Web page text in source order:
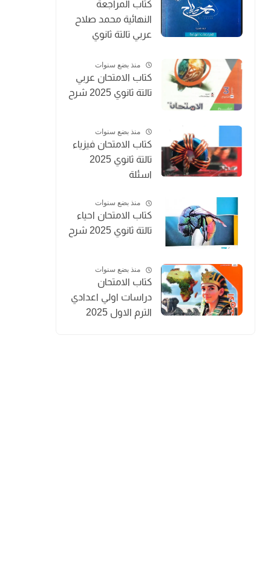
كتاب المراجعة
النهائية محمد صلاح
عربي تالتة ثانوي
منذ بضع سنوات
كتاب الامتحان عربي
تالتة ثانوي 2025 شرح
منذ بضع سنوات
كتاب الامتحان فيزياء
تالتة ثانوي 2025
اسئلة
منذ بضع سنوات
كتاب الامتحان احياء
تالتة ثانوي 2025 شرح
منذ بضع سنوات
كتاب الامتحان
دراسات اولي اعدادي
الترم الاول 2025